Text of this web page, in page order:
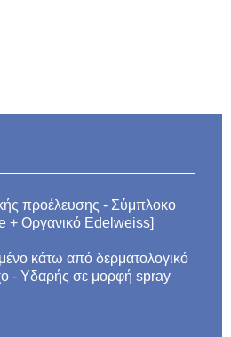
προέλευσης - Σύμπλοκο
+ Οργανικό Edelweiss]
κάτω από δερματολογικό
- Υδαρής σε μορφή spray